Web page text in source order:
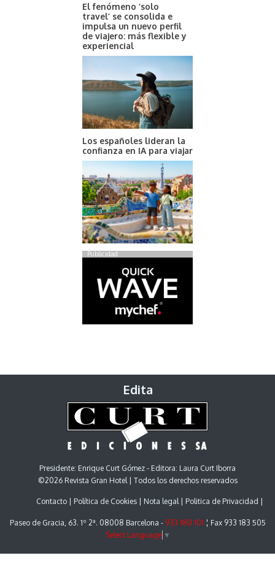
El fenómeno ‘solo
travel’ se consolida e
impulsa un nuevo perfil
de viajero: más flexible y
experiencial
Los españoles lideran la
confianza en IA para viajar
Publicidad
Edita
Presidente: Enrique Curt Gómez - Editora: Laura Curt Iborra
©2026 Revista Gran Hotel | Todos los derechos reservados
Contacto Política de Cookies Nota legal Politica de Privacidad
Paseo de Gracia, 63. 1º 2ª. 08008 Barcelona - 933 180 101 ¦ Fax 933 183 505
Select Language ▼